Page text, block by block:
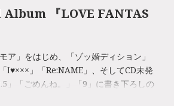
『LOVE FANTAS
ア」をはじめ、「ゾッ婚ディション」
I♥×××」「Re:NAME」、そしてCD未発
」「ごめんね。」「9」に書き下ろしの
曲収録！Bru-ray,DVD版には、MUSIC